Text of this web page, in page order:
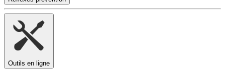
Outils en ligne